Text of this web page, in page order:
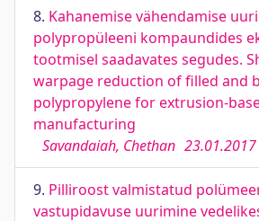
8. Kahanemise vähendamise
polypropüleeni kompaundides
tootmisel saadavates segudes.
warpage reduction of filled and
polypropylene for extrusion-
manufacturing
Savandaiah, Chethan 23.01.2017
9. Pilliroost valmistatud
vastupidavuse uurimine